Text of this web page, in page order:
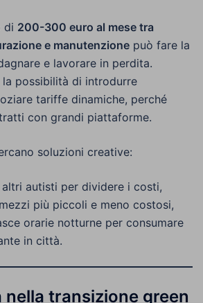
di 200-300 euro al mese tra
e manutenzione può fare la
e lavorare in perdita.
la possibilità di introdurre
tariffe dinamiche, perché
con grandi piattaforme.
soluzioni creative:
autisti per dividere i costi,
più piccoli e meno costosi,
orarie notturne per consumare
in città.
transizione green